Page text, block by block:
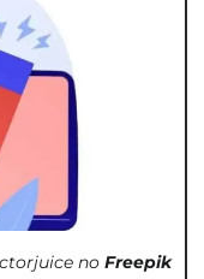
no Freepik